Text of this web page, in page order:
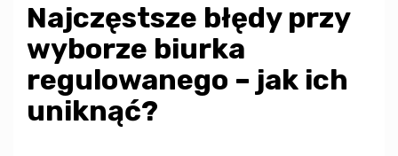
Najczęstsze błędy przy
wyborze biurka
regulowanego – jak ich
uniknąć?